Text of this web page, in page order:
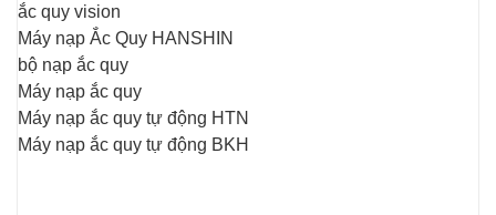
ắc quy vision
Máy nạp Ắc Quy HANSHIN
bộ nạp ắc quy
Máy nạp ắc quy
Máy nạp ắc quy tự động HTN
Máy nạp ắc quy tự động BKH